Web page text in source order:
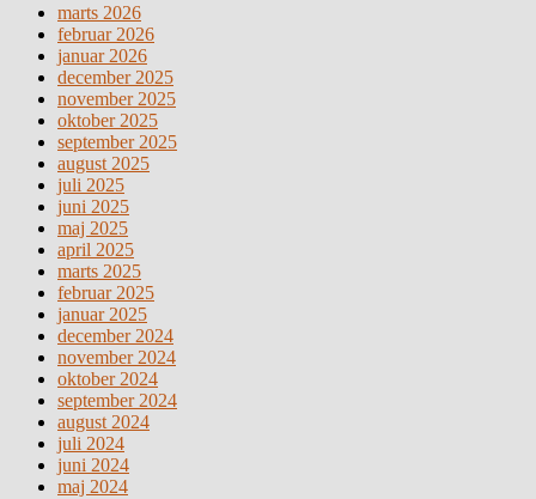
marts 2026
februar 2026
januar 2026
december 2025
november 2025
oktober 2025
september 2025
august 2025
juli 2025
juni 2025
maj 2025
april 2025
marts 2025
februar 2025
januar 2025
december 2024
november 2024
oktober 2024
september 2024
august 2024
juli 2024
juni 2024
maj 2024